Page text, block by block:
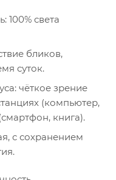
100% света
бликов,
суток.
чёткое зрение
(компьютер,
книга).
с сохранением